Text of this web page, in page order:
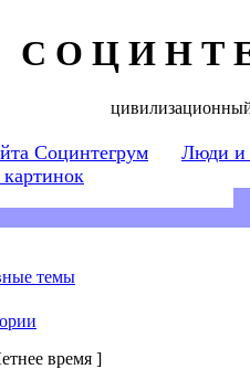
С О Ц И Н Т
Социнтегрум
Люди и
темы
время ]